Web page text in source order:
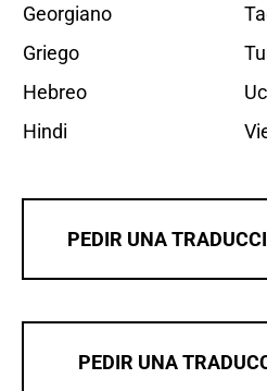
Georgiano
Griego
Hebreo
Hindi
PEDIR UNA
PEDIR UNA